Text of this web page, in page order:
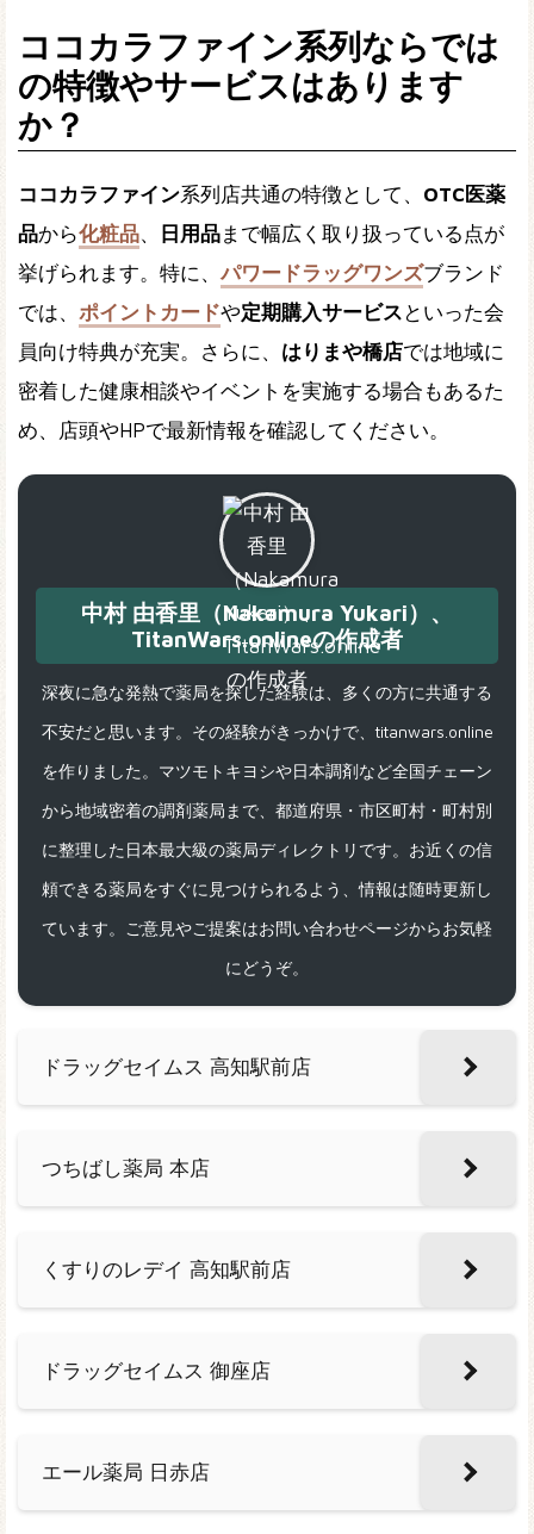
ココカラファイン系列ならでは
の特徴やサービスはあります
か？
ココカラファイン系列店共通の特徴として、 OTC医薬
品から化粧品、 日用品まで幅広く取り扱っている点が
挙げられます。特に、パワードラッグワンズブランド
では、 ポイントカードや定期購入サービス といった会
員向け特典が充実。さらに、 はりまや橋店では地域に
密着した健康相談やイベントを実施する場合もあるた
め、店頭やHPで最新情報を確認してください。
中村 由香里（Nakamura Yukari）、
TitanWars.onlineの作成者
深夜に急な発熱で薬局を探した経験は、多くの方に共通する
不安だと思います。その経験がきっかけで、titanwars.online
を作りました。マツモトキヨシや日本調剤など全国チェーン
から地域密着の調剤薬局まで、都道府県・市区町村・町村別
に整理した日本最大級の薬局ディレクトリです。お近くの信
頼できる薬局をすぐに見つけられるよう、情報は随時更新し
ています。ご意見やご提案はお問い合わせページからお気軽
にどうぞ。
ドラッグセイムス 高知駅前店
つちばし薬局 本店
くすりのレデイ 高知駅前店
ドラッグセイムス 御座店
エール薬局 日赤店